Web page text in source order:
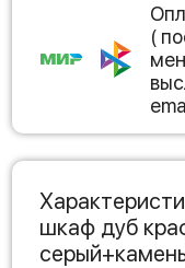
(
шкаф дуб